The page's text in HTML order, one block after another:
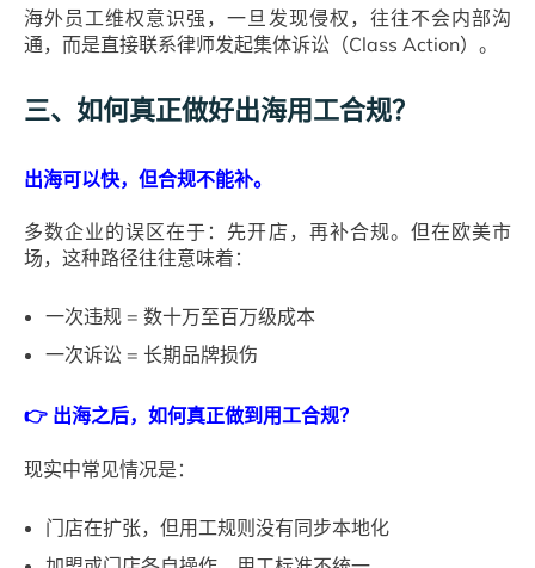
海外员工维权意识强，一旦发现侵权，往往不会内部沟
通，而是直接联系律师发起集体诉讼（Class Action）。
三、如何真正做好出海用工合规？
出海可以快，但合规不能补。
多数企业的误区在于：先开店，再补合规。但在欧美市
场，这种路径往往意味着：
一次违规 = 数十万至百万级成本
一次诉讼 = 长期品牌损伤
👉 出海之后，如何真正做到用工合规？
现实中常见情况是：
门店在扩张，但用工规则没有同步本地化